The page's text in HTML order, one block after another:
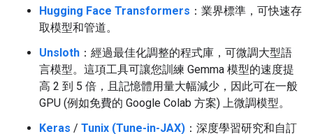
Hugging Face Transformers ：業界標準，可快速存
取模型和管道。
Unsloth ：經過最佳化調整的程式庫，可微調大型語
言模型。這項工具可讓您訓練 Gemma 模型的速度提
高 2 到 5 倍，且記憶體用量大幅減少，因此可在一般
GPU (例如免費的 Google Colab 方案) 上微調模型。
Keras / Tunix (Tune-in-JAX) ：深度學習研究和自訂